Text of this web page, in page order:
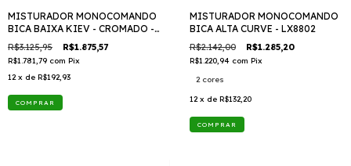
MISTURADOR MONOCOMANDO
BICA BAIXA KIEV - CROMADO -
LX7706
R$3.125,95 R$1.875,57
R$1.781,79 com Pix
12 x de R$192,93
MISTURADOR MONOCOMANDO
BICA ALTA CURVE - LX8802
R$2.142,00 R$1.285,20
R$1.220,94 com Pix
2 cores
12 x de R$132,20
COMPRAR